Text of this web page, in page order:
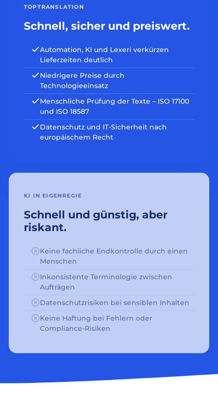
TOPTRANSLATION
Schnell, sicher und preiswert.
Automation, KI und Lexeri verkürzen
Lieferzeiten deutlich
Niedrigere Preise durch
Technologieeinsatz
Menschliche Prüfung der Texte – ISO 17100
und ISO 18587
Datenschutz und IT-Sicherheit nach
europäischem Recht
KI IN EIGENREGIE
Schnell und günstig, aber
riskant.
Keine fachliche Endkontrolle durch einen
Menschen
Inkonsistente Terminologie zwischen
Aufträgen
Datenschutzrisiken bei sensiblen Inhalten
Keine Haftung bei Fehlern oder
Compliance-Risiken